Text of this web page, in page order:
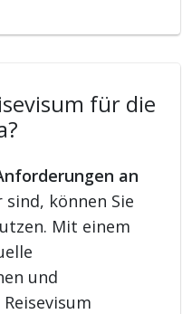
für die
an
sind, können Sie
Mit einem
und